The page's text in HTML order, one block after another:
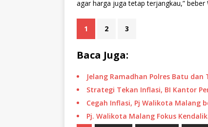
agar harga juga tetap terjangkau,” beber
1 2 3
Baca Juga:
Jelang Ramadhan Polres Batu dan
Strategi Tekan Inflasi, BI Kantor
Cegah Inflasi, Pj Walikota Malang
Pj. Walikota Malang Fokus